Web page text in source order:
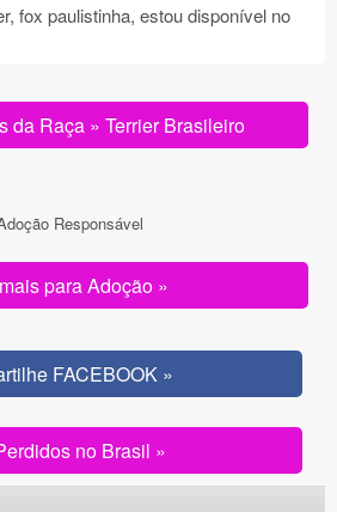
fox paulistinha, estou disponível no
da Raça » Terrier Brasileiro
Responsável
para Adoção »
FACEBOOK »
no Brasil »